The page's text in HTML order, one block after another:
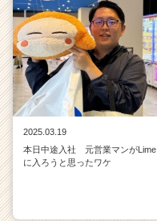
2025.03.19
本日中途入社 元営業マンがLime
に入ろうと思ったワケ